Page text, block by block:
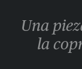
Una
la